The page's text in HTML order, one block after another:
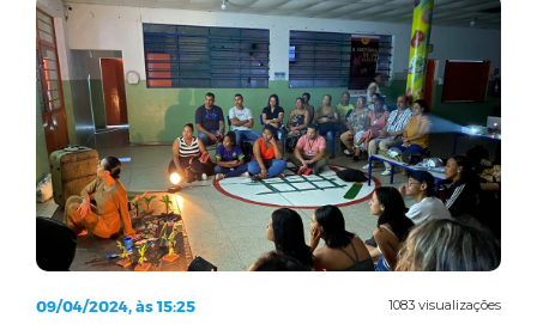
1083 visualizações
09/04/2024, às 15:25